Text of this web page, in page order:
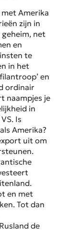
Amerika
zijn in
net
en
te
in het
en
ordinair
naampjes je
in
Is
Amerika?
uit om
en met
Tot dan
de